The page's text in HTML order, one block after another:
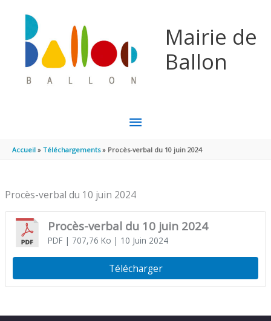
Mairie de
Ballon
MENU
PRINCIPAL
Accueil Téléchargements Procès-verbal du 10 juin 2024
Procès-verbal du 10 juin 2024
Procès-verbal du 10 juin 2024
PDF| 707,76 Ko | 10 Juin 2024
Télécharger